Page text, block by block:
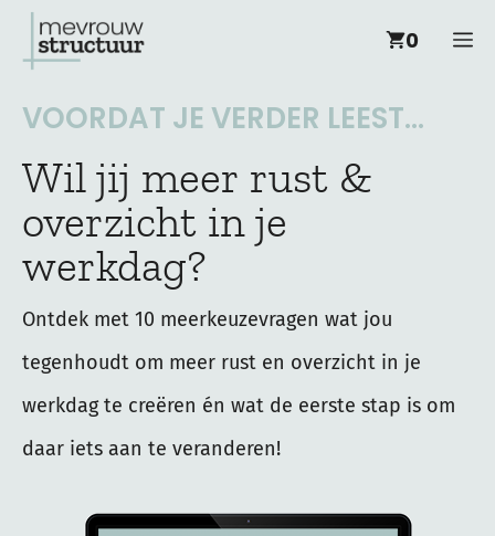
naar
0
VOORDAT JE VERDER LEEST...
Wil jij meer rust &
overzicht in je
werkdag?
Ontdek met 10 meerkeuzevragen wat jou
tegenhoudt om meer rust en overzicht in je
werkdag te creëren én wat de eerste stap is om
daar iets aan te veranderen!